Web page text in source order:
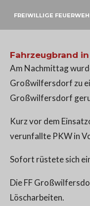
ZumFREIWILLIGE
Fahrzeugbrand
Am Nachmittag
Großwilfersdorf zu
Großwilfersdorf
Kurz vor dem
verunfallte PKW in
Sofort rüstete sich
Die FF
Löscharbeiten.